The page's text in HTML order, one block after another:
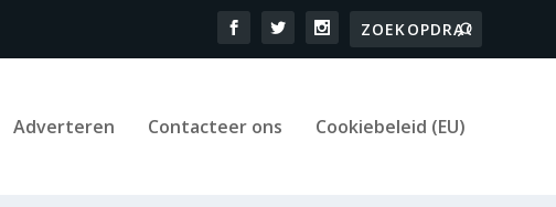
Adverteren Contacteer ons Cookiebeleid (EU)